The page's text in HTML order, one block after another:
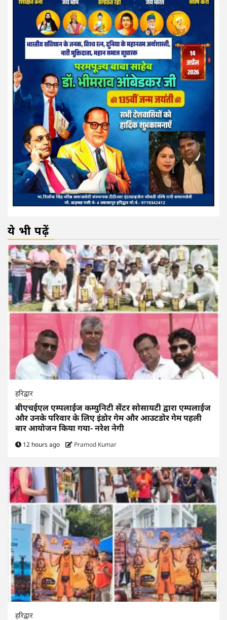
ये भी पढ़ें
हरिद्वार
बीएचईएल एम्पलाईज कम्युनिटी सेंटर सोसायटी द्वारा एम्पलाईज
और उनके परिवार के लिए इंडोर गेम और आउटडोर गेम पहली
बार आयोजन किया गया- नरेश नेगी
12 hours ago Pramod Kumar
हरिद्वार